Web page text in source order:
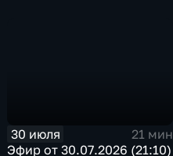
30 июля
21 мин
Эфир от 30.07.2026 (21:10)